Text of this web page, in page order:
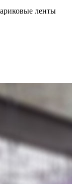
ленты